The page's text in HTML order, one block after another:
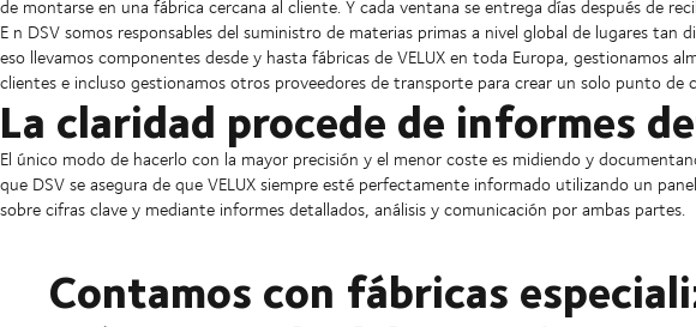
de montarse en una fábrica cercana al cliente. Y cada ventana se entrega días después de
E n DSV somos responsables del suministro de materias primas a nivel global de lugares tan
eso llevamos componentes desde y hasta fábricas de VELUX en toda Europa, gestionamos
clientes e incluso gestionamos otros proveedores de transporte para crear un solo punto de
La claridad procede de informes
El único modo de hacerlo con la mayor precisión y el menor coste es midiendo y
que DSV se asegura de que VELUX siempre esté perfectamente informado utilizando un
sobre cifras clave y mediante informes detallados, análisis y comunicación por ambas partes.
Contamos con fábricas